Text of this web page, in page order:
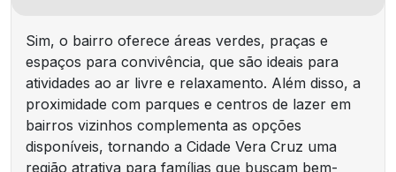
Sim, o bairro oferece áreas verdes, praças e
espaços para convivência, que são ideais para
atividades ao ar livre e relaxamento. Além disso, a
proximidade com parques e centros de lazer em
bairros vizinhos complementa as opções
disponíveis, tornando a Cidade Vera Cruz uma
região atrativa para famílias que buscam bem-